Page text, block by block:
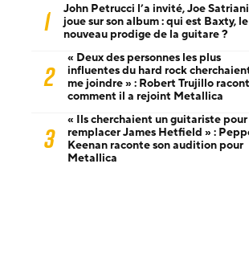
1
John Petrucci l’a invité, Joe Satriani
joue sur son album : qui est Baxty, le
nouveau prodige de la guitare ?
2
« Deux des personnes les plus
influentes du hard rock
me joindre » : Robert Trujillo
comment il a rejoint Metallica
3
« Ils cherchaient un guitariste pour
remplacer James Hetfield » :
Keenan raconte son audition pour
Metallica